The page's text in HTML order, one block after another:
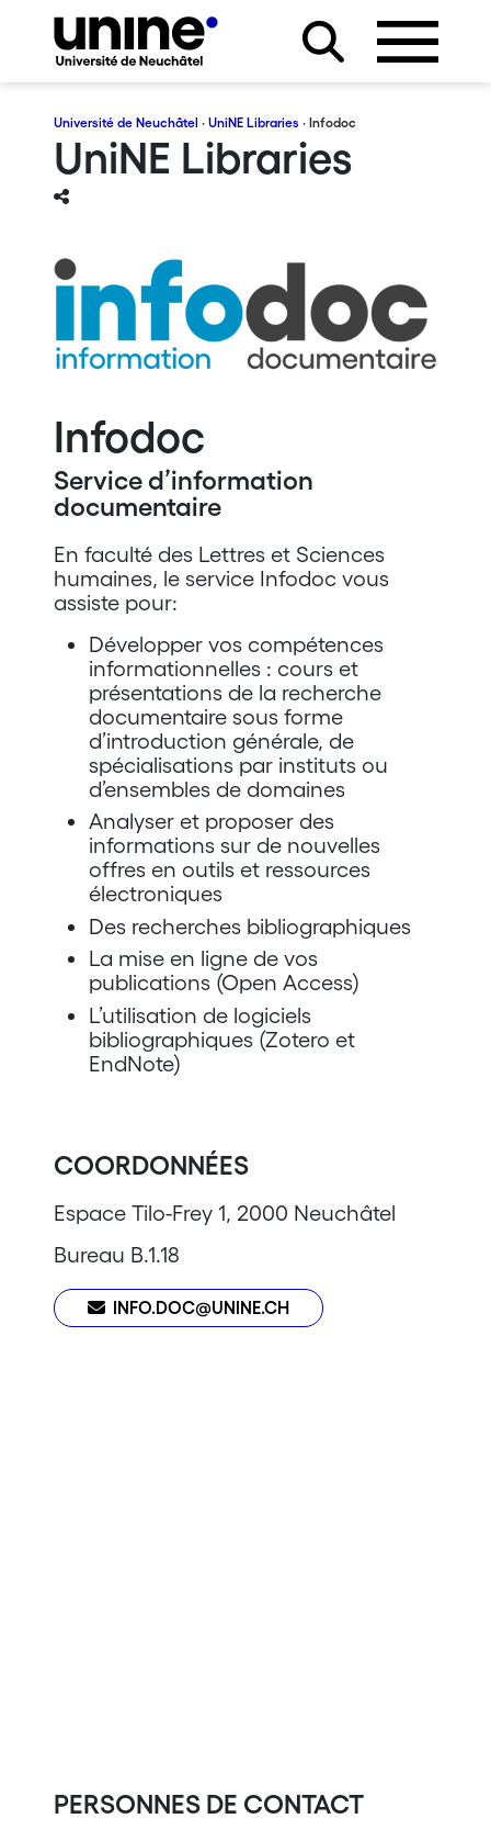
Université de Neuchâtel · UniNE Libraries · Infodoc
UniNE Libraries
Infodoc
Service d’information
documentaire
En faculté des Lettres et Sciences
humaines, le service Infodoc vous
assiste pour:
Développer vos compétences
informationnelles : cours et
présentations de la recherche
documentaire sous forme
d’introduction générale, de
spécialisations par instituts ou
d’ensembles de domaines
Analyser et proposer des
informations sur de nouvelles
offres en outils et ressources
électroniques
Des recherches bibliographiques
La mise en ligne de vos
publications (Open Access)
L’utilisation de logiciels
bibliographiques (Zotero et
EndNote)
COORDONNÉES
Espace Tilo-Frey 1, 2000 Neuchâtel
Bureau B.1.18
INFO.DOC@UNINE.CH
PERSONNES DE CONTACT